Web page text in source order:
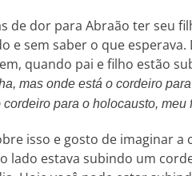
de dor para Abraão ter seu
e sem saber o que
quando pai e filho estão
mas onde está o cordeiro
cordeiro para o holocausto, meu
isso e gosto de imaginar
lado estava subindo um